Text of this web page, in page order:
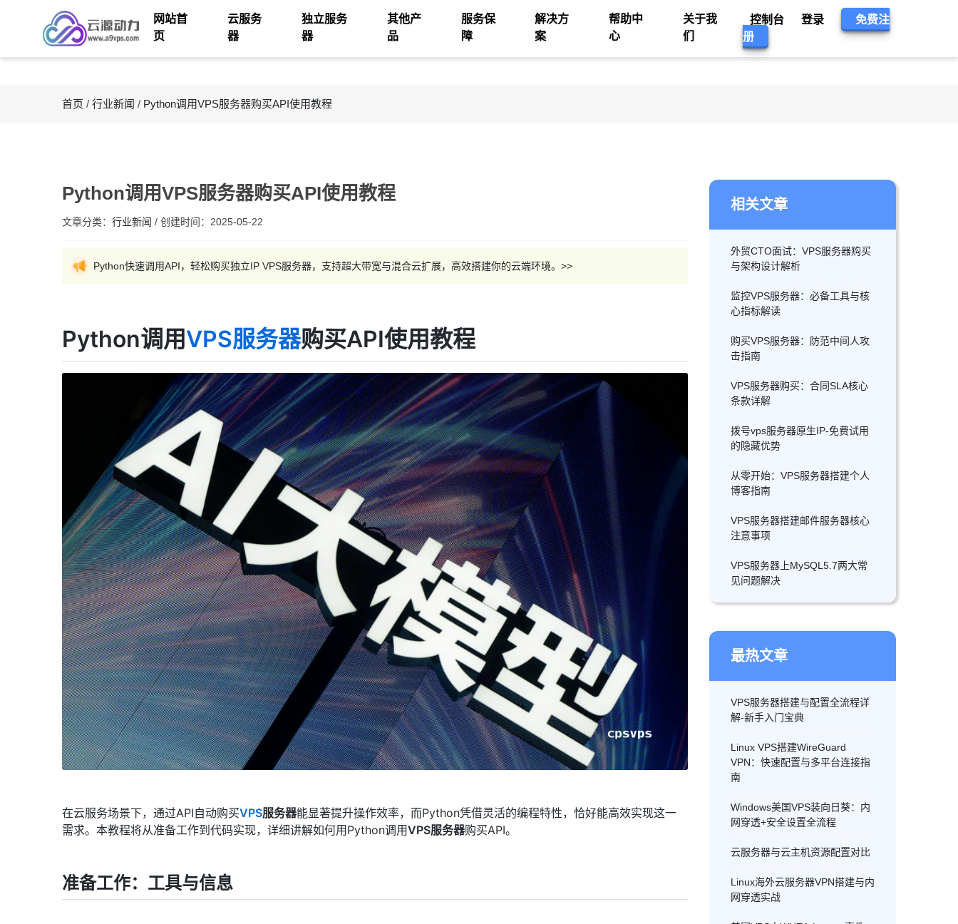
网站首
页
云服务
器
独立服务
器
其他产
品
服务保
障
解决方
案
帮助中
心
关于我
们
控制台 登录
免费注
册
首页 / 行业新闻 / Python调用VPS服务器购买API使用教程
Python调用VPS服务器购买API使用教程
文章分类： 行业新闻 / 创建时间： 2025-05-22
Python快速调用API，轻松购买独立IP VPS服务器，支持超大带宽与混合云扩展，高效搭建你的云端环境。>>
Python调用VPS服务器购买API使用教程
在云服务场景下，通过API自动购买VPS服务器能显著提升操作效率，而Python凭借灵活的编程特性，恰好能高效实现这一
需求。本教程将从准备工作到代码实现，详细讲解如何用Python调用VPS服务器购买API。
准备工作：工具与信息
相关文章
外贸CTO面试：VPS服务器购买
与架构设计解析
监控VPS服务器：必备工具与核
心指标解读
购买VPS服务器：防范中间人攻
击指南
VPS服务器购买：合同SLA核心
条款详解
拨号vps服务器原生IP-免费试用
的隐藏优势
从零开始：VPS服务器搭建个人
博客指南
VPS服务器搭建邮件服务器核心
注意事项
VPS服务器上MySQL5.7两大常
见问题解决
最热文章
VPS服务器搭建与配置全流程详
解-新手入门宝典
Linux VPS搭建WireGuard
VPN：快速配置与多平台连接指
南
Windows美国VPS装向日葵：内
网穿透+安全设置全流程
云服务器与云主机资源配置对比
Linux海外云服务器VPN搭建与内
网穿透实战